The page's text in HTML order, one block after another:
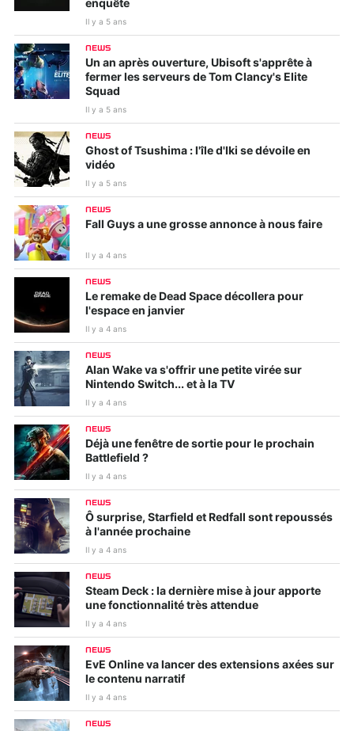
enquête
Il y a 5 ans
NEWS
Un an après ouverture, Ubisoft s'apprête à
fermer les serveurs de Tom Clancy's Elite
Squad
Il y a 5 ans
NEWS
Ghost of Tsushima : l'île d'Iki se dévoile en
vidéo
Il y a 5 ans
NEWS
Fall Guys a une grosse annonce à nous faire
Il y a 4 ans
NEWS
Le remake de Dead Space décollera pour
l'espace en janvier
Il y a 4 ans
NEWS
Alan Wake va s'offrir une petite virée sur
Nintendo Switch... et à la TV
Il y a 4 ans
NEWS
Déjà une fenêtre de sortie pour le prochain
Battlefield ?
Il y a 4 ans
NEWS
Ô surprise, Starfield et Redfall sont repoussés
à l'année prochaine
Il y a 4 ans
NEWS
Steam Deck : la dernière mise à jour apporte
une fonctionnalité très attendue
Il y a 4 ans
NEWS
EvE Online va lancer des extensions axées sur
le contenu narratif
Il y a 4 ans
NEWS